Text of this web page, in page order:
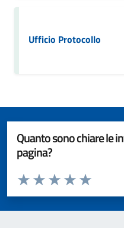
Ufficio Protocollo
Quanto sono chiare le
pagina?
Valuta da 1 a 5 stelle la pagina
Valuta 5
Valuta 4 stelle
Valuta 3 stelle su 5
Valuta 2 stelle su 5
Valuta 1 stelle su 5